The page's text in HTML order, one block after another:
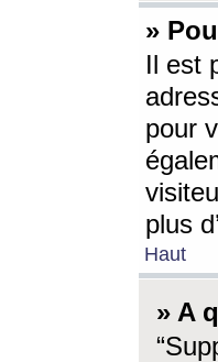
»
Il est
pour
plus
Haut
» A